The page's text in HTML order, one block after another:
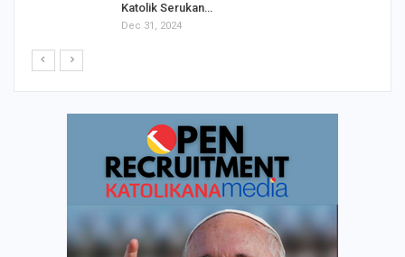
Katolik Serukan…
Dec 31, 2024